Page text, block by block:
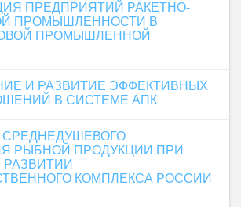
ПРЕДПРИЯТИЙ РАКЕТНО-
ПРОМЫШЛЕННОСТИ В
ПРОМЫШЛЕННОЙ
И РАЗВИТИЕ ЭФФЕКТИВНЫХ
В СИСТЕМЕ АПК
РЫБНОЙ ПРОДУКЦИИ ПРИ
КОМПЛЕКСА РОССИИ